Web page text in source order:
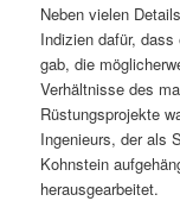
Neben vielen
Indizien dafür,
gab, die
Verhältnisse des
Rüstungsprojekte
Ingenieurs, der als
Kohnstein
herausgearbeitet.